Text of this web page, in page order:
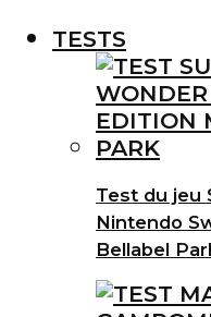
TESTS
Test du jeu
Nintendo
Bellabel